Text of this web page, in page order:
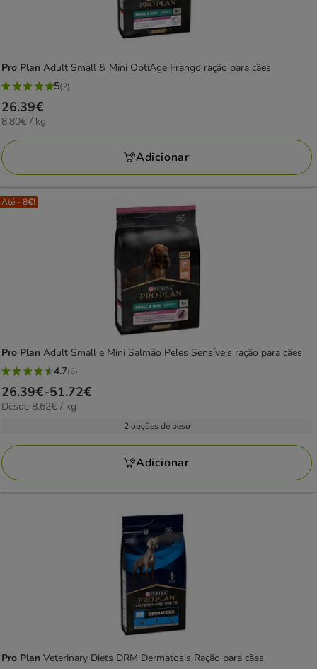
Pro Plan Adult Small & Mini OptiAge Frango ração para cães
5
estrelas
com
2
avaliações
5(2)
Preço
26.39€
26.39€
8.80€
KG
8.80€ / kg
Adicionar
Até - 8€!
Pro Plan Adult Small e Mini Salmão Peles Sensíveis ração para cães
4.7
estrelas
com
avaliações
4.7(6)
Preço
de
51.72€
26.39€-51.72€
8.62€
Desde 8.62€ / kg
2 opções de peso
Adicionar
Pro Plan Veterinary Diets DRM Dermatosis Ração para cães